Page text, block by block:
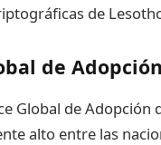
de
de
Global de
alto entre las